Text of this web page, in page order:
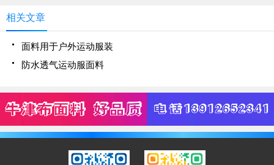
相关文章
面料用于户外运动服装
防水透气运动服面料